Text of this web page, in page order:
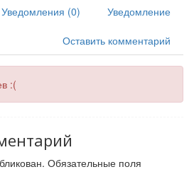
Уведомления (0) Уведомление
Оставить комментарий
:(
Обязательные поля